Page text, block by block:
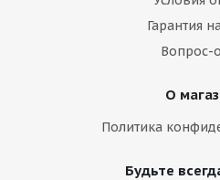
Гарантия
Вопрос-
О
Политика
Будьте